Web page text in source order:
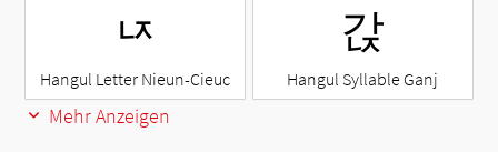
ㄵ
Hangul Letter Nieun-Cieuc
갅
Hangul Syllable Ganj
Mehr Anzeigen